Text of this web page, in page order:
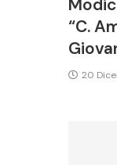
“C.
20